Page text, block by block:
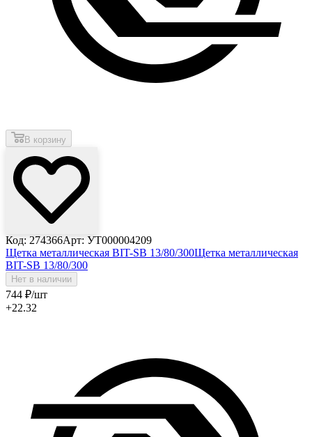
В корзину
Код: 274366Арт: УТ000004209
Щетка металлическая BIT-SB 13/80/300Щетка металлическая
BIT-SB 13/80/300
Нет в наличии
744 ₽/шт
+22.32